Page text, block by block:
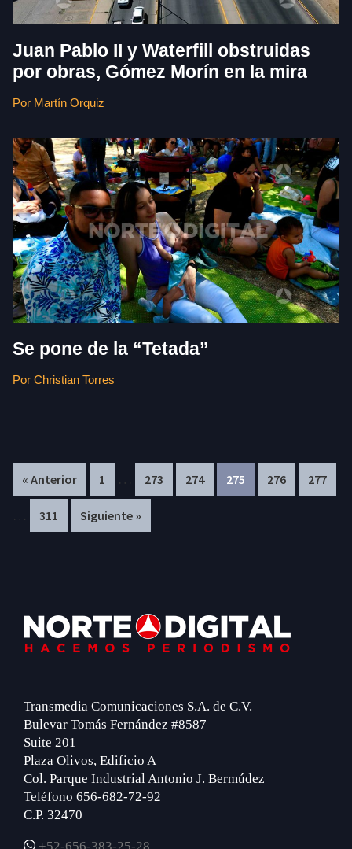
Juan Pablo II y Waterfill obstruidas
por obras, Gómez Morín en la mira
Por Martín Orquiz
Se pone de la “Tetada”
Por Christian Torres
« Anterior Page
1
Interim
pages
omitted
… Page
273 Page
274 Page
275 Page
276 Page
277
… Page
311 Siguiente »
Footer
Transmedia Comunicaciones S.A. de C.V.
Bulevar Tomás Fernández #8587
Suite 201
Plaza Olivos, Edificio A
Col. Parque Industrial Antonio J. Bermúdez
Teléfono 656-682-72-92
C.P. 32470
+52-656-383-25-28